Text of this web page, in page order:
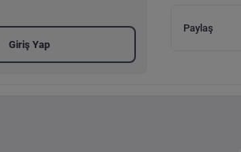
Giriş Yap
Paylaş